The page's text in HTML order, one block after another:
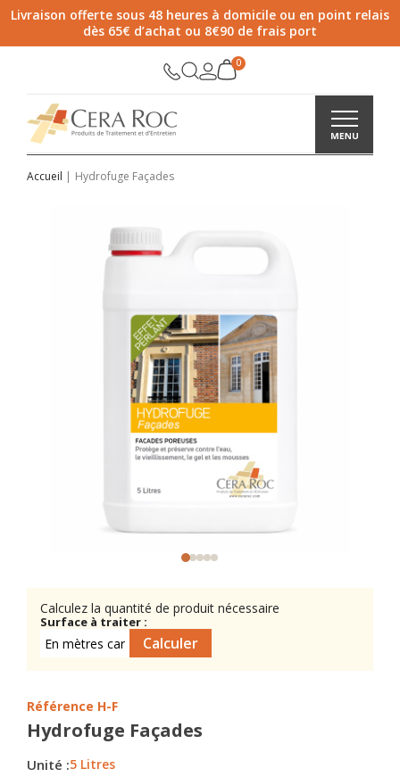
Livraison offerte sous 48 heures à domicile ou en point relais
dès 65€ d’achat ou 8€90 de frais port
Accueil Hydrofuge Façades
Calculez la quantité de produit nécessaire
Surface à traiter :
Hydrofuge Façades
Référence H-F
Unité :5 Litres